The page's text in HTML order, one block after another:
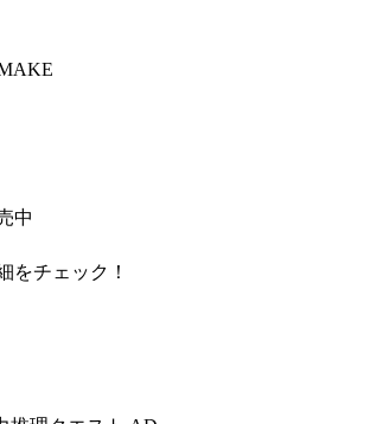
中
をチェック！